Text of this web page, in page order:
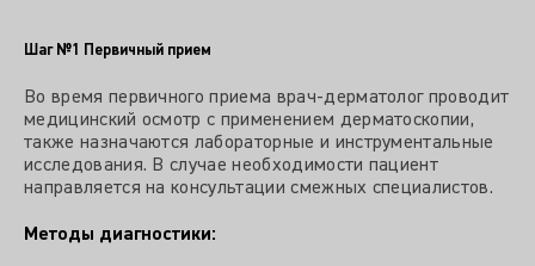
Шаг №1 Первичный прием
Во время первичного приема врач-дерматолог проводит
медицинский осмотр с применением дерматоскопии,
также назначаются лабораторные и инструментальные
исследования. В случае необходимости пациент
направляется на консультации смежных специалистов.
Методы диагностики: